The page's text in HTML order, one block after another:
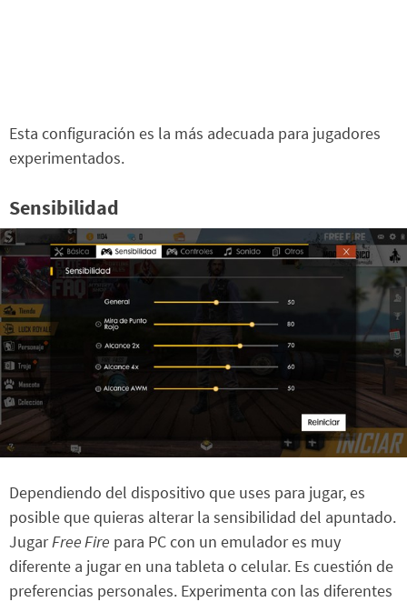
Esta configuración es la más adecuada para jugadores
experimentados.
Sensibilidad
Dependiendo del dispositivo que uses para jugar, es
posible que quieras alterar la sensibilidad del apuntado.
JugarFree Fire para PC con un emulador es muy
diferente a jugar en una tableta o celular. Es cuestión de
preferencias personales. Experimenta con las diferentes